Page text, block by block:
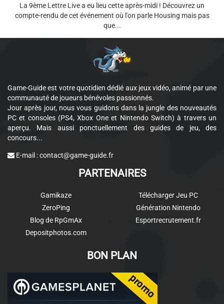
La 9ème Lettre Live a eu lieu cette après-midi ! Découvrez un
compte-rendu de cet événement où l'on parle Housing mais pas
que...
Game-Guide est votre quotidien dédié aux jeux vidéo, animé par une
communauté de joueurs bénévoles passionnés.
Jour après jour, nous vous guidons dans la jungle des nouveautés
PC et consoles (PS4, Xbox One et Nintendo Switch) à travers un
aperçu. Mais aussi ponctuellement des guides de jeu, des
concours...
E-mail :contact@game-guide.fr
PARTENAIRES
Gamikaze
ZeroPing
Blog de RpGmAx
Depositphotos.com
Télécharger Jeu PC
Génération Nintendo
Esportrecrutement.fr
BON PLAN